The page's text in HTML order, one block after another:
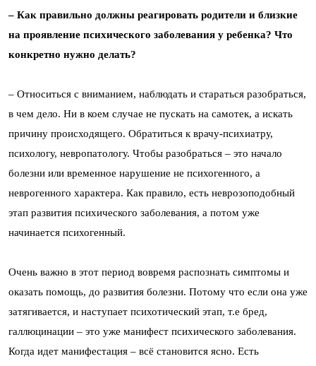
– Как правильно должны реагировать родители и близкие
на проявление психического заболевания у ребенка? Что
конкретно нужно делать?
– Относиться с вниманием, наблюдать и стараться разобраться,
в чем дело. Ни в коем случае не пускать на самотек, а искать
причину происходящего. Обратиться к врачу-психиатру,
психологу, невропатологу. Чтобы разобраться – это начало
болезни или временное нарушение не психогенного, а
неврогенного характера. Как правило, есть неврозоподобный
этап развития психического заболевания, а потом уже
начинается психогенный.
Очень важно в этот период вовремя распознать симптомы и
оказать помощь, до развития болезни. Потому что если она уже
затягивается, и наступает психотический этап, т.е бред,
галлюцинации – это уже манифест психического заболевания.
Когда идет манифестация – всё становится ясно. Есть